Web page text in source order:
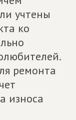
учтены
ко
ремонта
износа